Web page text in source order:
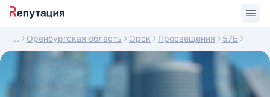
Оренбургская область Орск Просвещения 57Б